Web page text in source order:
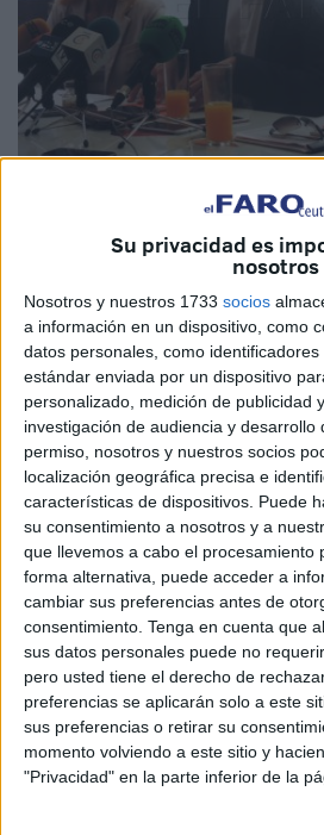
Su privacidad es
nosotros
Nosotros y nuestros 1733 socios
a información en un dispositivo, como
datos personales, como
estándar enviada por un dispositivo
personalizado, medición de publicidad
investigación de audiencia y desarrollo
permiso, nosotros y nuestros socios
localización geográfica precisa e
características de dispositivos. Puede
su consentimiento a nosotros y a
que llevemos a cabo el procesamiento
forma alternativa, puede acceder a
cambiar sus preferencias antes de
consentimiento. Tenga en cuenta que
sus datos personales puede no
pero usted tiene el derecho de
preferencias se aplicarán solo a este
sus preferencias o retirar su
momento volviendo a este sitio y
"Privacidad" en la parte inferior de la
Javier Varga ha querido destacar
diferenciador de su partido que
del resto de formaciones, no
ciudad subvencionada que no da
“Nosotros lo que presentamos a los
de ciudad que queremos construir
para nosotros mismos, un proyecto
capacidades de nuestra ciudad, de
quiere construir futuro, eso es lo
resto”.
En un desayuno organizado la
con los medios de comunicación, el
aseguró no ser una persona “ni de
despectivos ni mucho menos de
planteó si consideraba que algunos
utilizado a lo largo de la campaña